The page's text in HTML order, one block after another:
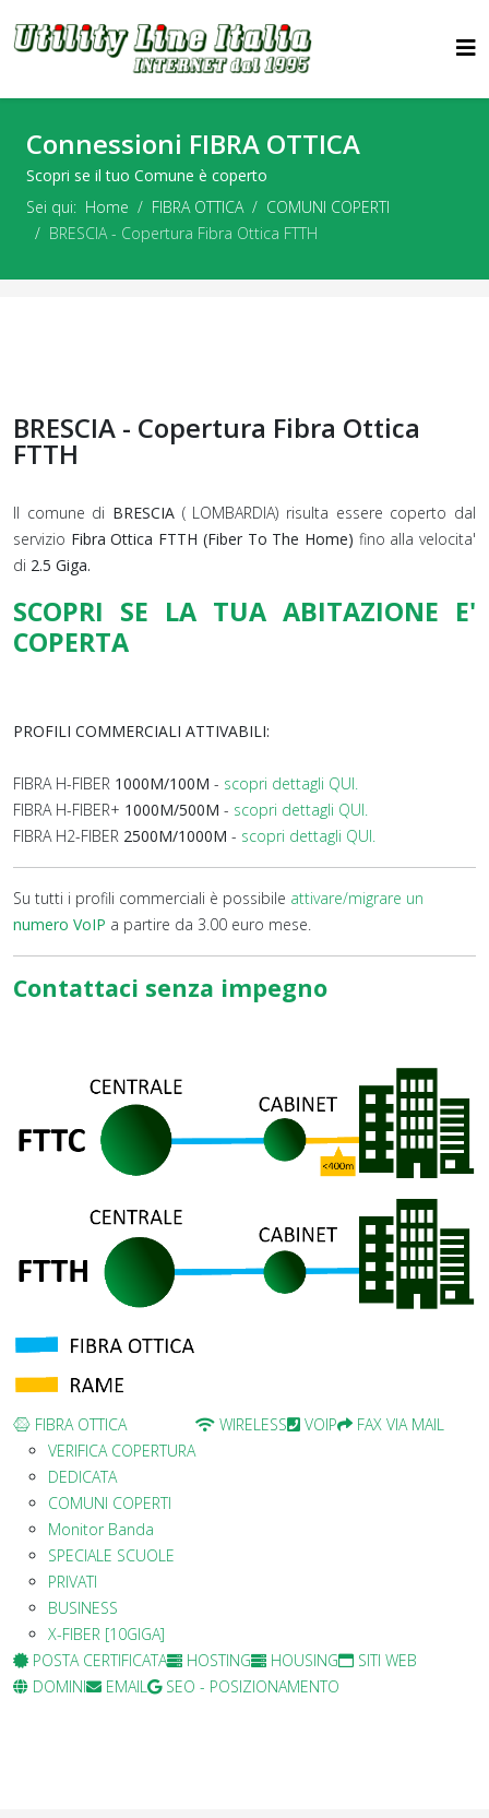
Connessioni FIBRA OTTICA
Scopri se il tuo Comune è coperto
Sei qui: Home FIBRA OTTICA
COMUNI COPERTI
BRESCIA - Copertura Fibra Ottica FTTH
BRESCIA - Copertura Fibra Ottica
FTTH
Il comune di BRESCIA ( LOMBARDIA) risulta essere coperto dal
servizio Fibra Ottica FTTH (Fiber To The Home) fino alla velocita'
di 2.5 Giga.
SCOPRI SE LA TUA ABITAZIONE E'
COPERTA
PROFILI COMMERCIALI ATTIVABILI:
FIBRA H-FIBER 1000M/100M - scopri dettagli QUI.
FIBRA H-FIBER+ 1000M/500M - scopri dettagli QUI.
FIBRA H2-FIBER 2500M/1000M - scopri dettagli QUI.
Su tutti i profili commerciali è possibile attivare/migrare un
numero VoIP a partire da 3.00 euro mese.
Contattaci senza impegno
FIBRA OTTICA
VERIFICA COPERTURA
DEDICATA
COMUNI COPERTI
Monitor Banda
SPECIALE SCUOLE
PRIVATI
BUSINESS
X-FIBER [10GIGA]
WIRELESS VOIP FAX VIA MAIL
POSTA CERTIFICATA HOSTING HOUSING
SITI WEB
DOMINI
EMAIL SEO - POSIZIONAMENTO